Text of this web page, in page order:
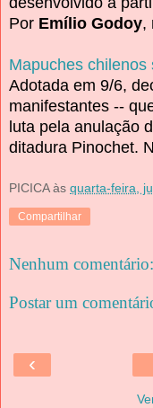
Por Emílio Godoy,
Mapuches
Adotada em 9/6,
manifestantes --
luta pela anulação
ditadura Pinochet.
PICICA às quarta-feira,
Compartilhar
Nenhum comentário:
Postar um
‹